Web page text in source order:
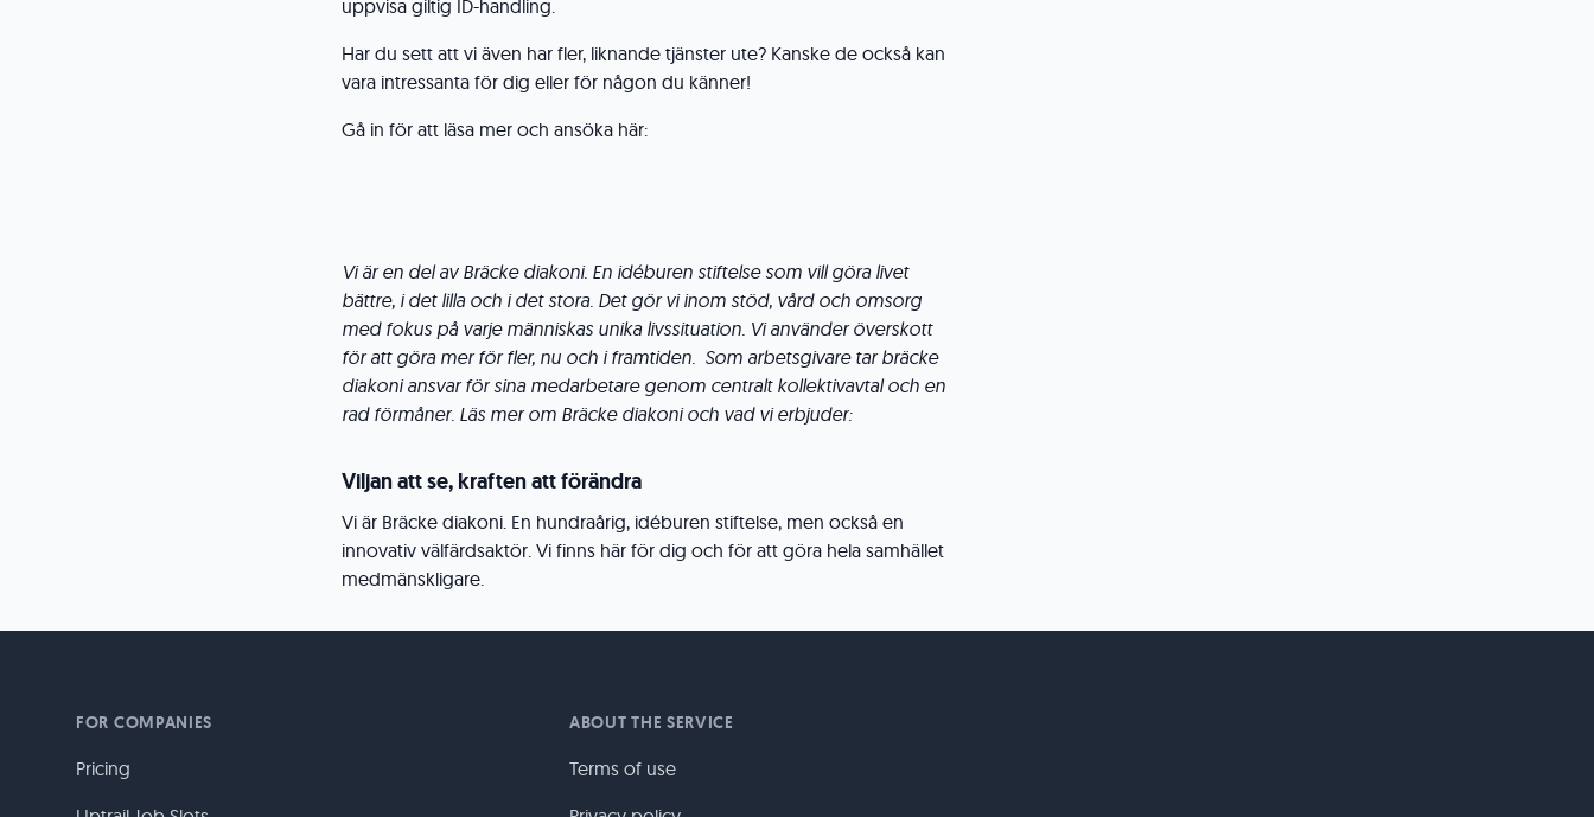
uppvisa giltig ID-handling.
Har du sett att vi även har fler, liknande tjänster ute? Kanske de också kan
vara intressanta för dig eller för någon du känner!
Gå in för att läsa mer och ansöka här:
Vi är en del av Bräcke diakoni. En idéburen stiftelse som vill göra livet
bättre, i det lilla och i det stora. Det gör vi inom stöd, vård och omsorg
med fokus på varje människas unika livssituation. Vi använder överskott
för att göra mer för fler, nu och i framtiden. Som arbetsgivare tar bräcke
diakoni ansvar för sina medarbetare genom centralt kollektivavtal och en
rad förmåner. Läs mer om Bräcke diakoni och vad vi erbjuder:
Viljan att se, kraften att förändra
Vi är Bräcke diakoni. En hundraårig, idéburen stiftelse, men också en
innovativ välfärdsaktör. Vi finns här för dig och för att göra hela samhället
medmänskligare.
FOR COMPANIES
Pricing
ABOUT THE SERVICE
Terms of use